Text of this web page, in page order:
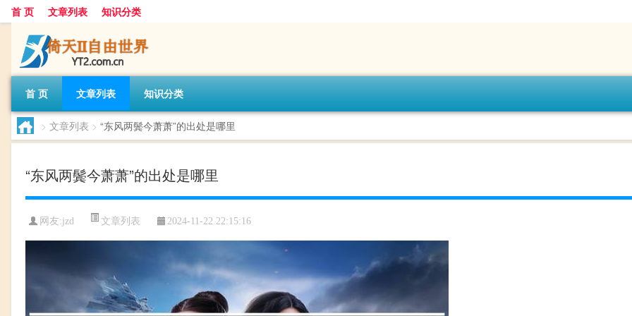
首 页 文章列表 知识分类
首 页 文章列表 知识分类
> 文章列表 > “东风两鬓今萧萧”的出处是哪里
“东风两鬓今萧萧”的出处是哪里
网友:jzd 文章列表 2024-11-22 22:15:16